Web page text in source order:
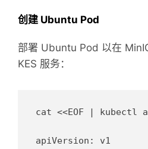
创建 Ubuntu Pod
部署 Ubuntu Pod 以在
KES 服务：
cat <<EOF | kubectl
apiVersion: v1